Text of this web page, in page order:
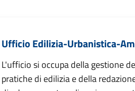
Ufficio Edilizia-Urbanistica-
L'ufficio si occupa della gestione
pratiche di edilizia e della